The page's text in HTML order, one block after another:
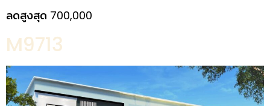
ลดสูงสุด 700,000
M9713